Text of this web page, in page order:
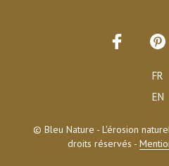
FR
EN
© Bleu Nature - L'érosion
droits réservés -